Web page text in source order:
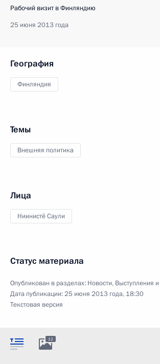
Рабочий визит в Финляндию
25 июня 2013 года
География
Финляндия
Темы
Внешняя политика
Лица
Ниинистё Саули
Статус материала
Опубликован в разделах: Новости, Выступления
Дата публикации:25 июня 2013 года, 18:30
Текстовая версия
12